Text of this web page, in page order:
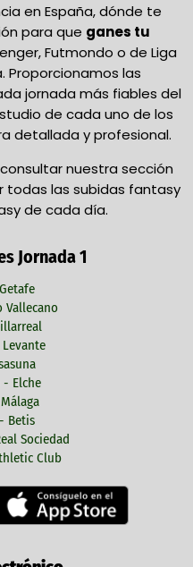
en España, dónde te
para que ganes tu
Futmondo o de Liga
Proporcionamos las
jornada más fiables del
de cada uno de los
detallada y profesional.
nuestra sección
las subidas fantasy
de cada día.
Jornada 1
Vallecano
Elche
Betis
Sociedad
Club